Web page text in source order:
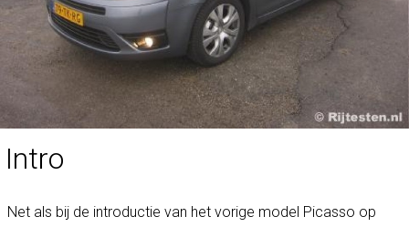
Intro
Net als bij de introductie van het vorige model Picasso op